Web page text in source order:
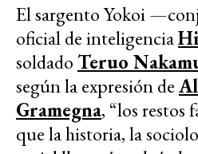
El sargento Yokoi
oficial de inteligencia
soldadoTeruo
según la expresión de
Gramegna, “los restos
que la historia, la